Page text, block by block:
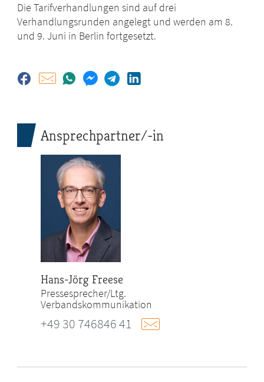
Die Tarifverhandlungen sind auf drei
Verhandlungsrunden angelegt und werden am 8.
und 9. Juni in Berlin fortgesetzt.
Ansprechpartner/-in
Hans-Jörg Freese
Pressesprecher/Ltg.
Verbandskommunikation
+49 30 746846 41